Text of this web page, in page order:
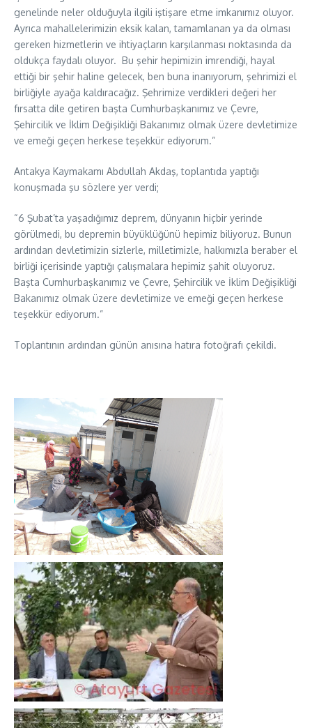
genelinde neler olduğuyla ilgili iştişare etme imkanımız oluyor.
Ayrıca mahallelerimizin eksik kalan, tamamlanan ya da olması
gereken hizmetlerin ve ihtiyaçların karşılanması noktasında da
oldukça faydalı oluyor. Bu şehir hepimizin imrendiği, hayal
ettiği bir şehir haline gelecek, ben buna inanıyorum, şehrimizi el
birliğiyle ayağa kaldıracağız. Şehrimize verdikleri değeri her
fırsatta dile getiren başta Cumhurbaşkanımız ve Çevre,
Şehircilik ve İklim Değişikliği Bakanımız olmak üzere devletimize
ve emeği geçen herkese teşekkür ediyorum.”
Antakya Kaymakamı Abdullah Akdaş, toplantıda yaptığı
konuşmada şu sözlere yer verdi;
“6 Şubat’ta yaşadığımız deprem, dünyanın hiçbir yerinde
görülmedi, bu depremin büyüklüğünü hepimiz biliyoruz. Bunun
ardından devletimizin sizlerle, milletimizle, halkımızla beraber el
birliği içerisinde yaptığı çalışmalara hepimiz şahit oluyoruz.
Başta Cumhurbaşkanımız ve Çevre, Şehircilik ve İklim Değişikliği
Bakanımız olmak üzere devletimize ve emeği geçen herkese
teşekkür ediyorum.”
Toplantının ardından günün anısına hatıra fotoğrafı çekildi.